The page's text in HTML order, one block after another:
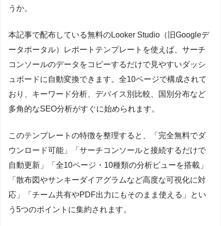
うか。
本記事で配布している無料のLooker Studio（旧Googleデ
ータポータル）レポートテンプレートを使えば、サーチ
コンソールのデータをコピーするだけで見やすいダッシ
ュボードに自動変換できます。全10ページで構成されて
おり、キーワード分析、デバイス別比較、国別分布など
多角的なSEO分析がすぐに始められます。
このテンプレートの特徴を整理すると、「完全無料でダ
ウンロード可能」「サーチコンソールと接続するだけで
自動更新」「全10ページ・10種類の分析ビューを搭載」
「散布図やサンキーダイアグラムなど高度な可視化に対
応」「チーム共有やPDF出力にもそのまま使える」とい
う5つのポイントに集約されます。